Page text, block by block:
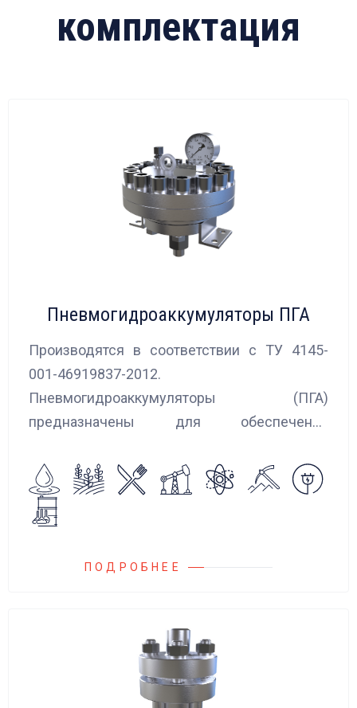
комплектация
Пневмогидроаккумуляторы ПГА
Производятся в соответствии с ТУ 4145-
001-46919837-2012.
Пневмогидроаккумуляторы (ПГА)
предназначены для обеспечения
колебаний потока жидкости, возникающих в
гидравлических системах.
ПОДРОБНЕЕ